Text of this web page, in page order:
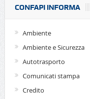
CONFAPI INFORMA
Ambiente
Ambiente e Sicurezza
Autotrasporto
Comunicati stampa
Credito